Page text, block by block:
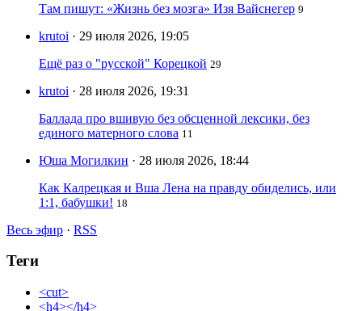
Там пишут: «Жизнь без мозга» Изя Вайснегер 9
krutoi · 29 июля 2026, 19:05
Ещё раз о "русской" Корецкой 29
krutoi · 28 июля 2026, 19:31
Баллада про вшивую без обсценной лексики, без
единого матерного слова 11
Юша Могилкин · 28 июля 2026, 18:44
Как Калрецкая и Вша Лена на правду обиделись, или
1:1, бабушки! 18
Весь эфир · RSS
Теги
<cut>
<h4></h4>